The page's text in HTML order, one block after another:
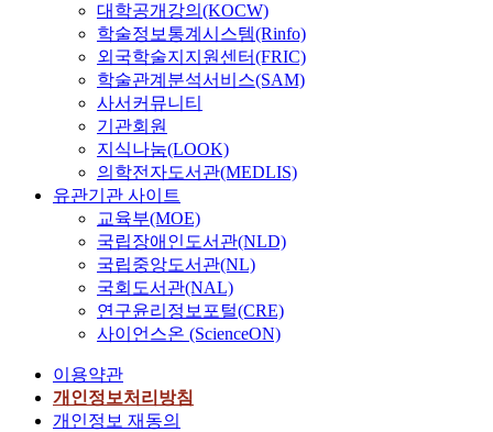
대학공개강의(KOCW)
학술정보통계시스템(Rinfo)
외국학술지지원센터(FRIC)
학술관계분석서비스(SAM)
사서커뮤니티
기관회원
지식나눔(LOOK)
의학전자도서관(MEDLIS)
유관기관 사이트
교육부(MOE)
국립장애인도서관(NLD)
국립중앙도서관(NL)
국회도서관(NAL)
연구윤리정보포털(CRE)
사이언스온 (ScienceON)
이용약관
개인정보처리방침
개인정보 재동의